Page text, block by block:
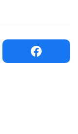
Google Pixel